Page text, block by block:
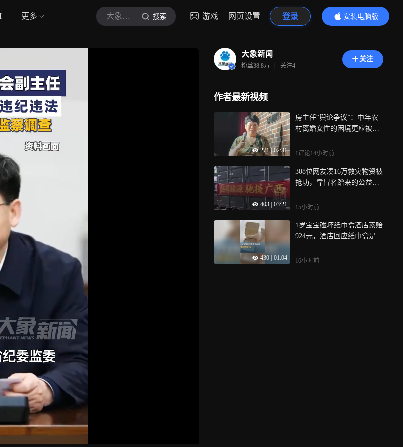
更多 大象新闻 搜索 游戏 网页设置 登录
安装电脑版
内容更精彩
大象新闻
粉丝38.8万 | 关注4
关注
作者最新视频
271 | 02:31
房主任“舆论争议”：中年农
村离婚女性的困境更应被看
1评论14小时前
403 03:21
308位网友凑16万救灾物资被
抢功，靠冒名蹭来的公益荣
15小时前
430 01:04
1岁宝宝碰坏纸巾盒酒店索赔
924元，酒店回应纸巾盒是骨
16小时前